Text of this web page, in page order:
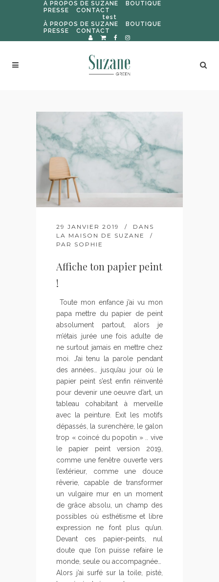
À PROPOS DE SUZANE
BOUTIQUE
PRESSE
CONTACT
test
À PROPOS DE SUZANE
BOUTIQUE
PRESSE
CONTACT
29 JANVIER 2019
DANS
LA MAISON DE SUZANE
PAR SOPHIE
Affiche ton papier peint
!
Toute mon enfance j’ai vu mon
papa mettre du papier de peint
absolument partout, alors je
m’étais jurée une fois adulte de
ne surtout jamais en mettre chez
moi. J’ai tenu la parole pendant
des années… jusqu’au jour où le
papier peint s’est enfin réinventé
pour devenir une oeuvre d’art, un
tableau cohabitant à merveille
avec la peinture. Exit les motifs
dépassés, la surenchère, le galon
trop « coincé du popotin » .. vive
le papier peint version 2019,
comme une fenêtre ouverte vers
l’extérieur, comme une douce
rêverie, capable de transformer
un vulgaire mur en un moment
de grâce absolu, un champ des
possibles où esthétisme et libre
expression ne font plus qu’un.
Devant ces papier-peints, nul
doute que l’on puisse refaire le
monde, seule ou accompagnée…
Alors j’ai surfé sur la toile, pisté,